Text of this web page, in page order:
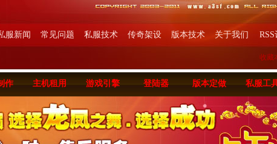
服新闻 常见问题 私服技术 传奇架设 版本技术 关于我们 RSS
收藏
作 主机租用 游戏引擎 登陆器 版本定做 私服工